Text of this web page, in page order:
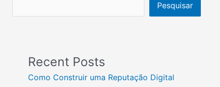
Pesquisar
Recent Posts
Como Construir uma Reputação Digital